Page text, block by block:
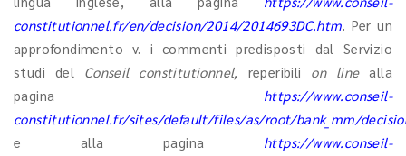
constitutionnel.fr/en/decision/2014/2014693DC.htm. Per un
approfondimento v. i commenti predisposti dal Servizio
studi del Conseil constitutionnel, reperibili on linealla
pagina https://www.conseil-
constitutionnel.fr/sites/default/files/as/root/bank_mm/
e alla pagina https://www.conseil-